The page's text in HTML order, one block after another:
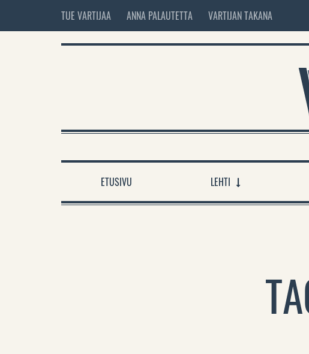
TUE VARTIJAA ANNA PALAUTETTA VARTIJAN TAKANA
ETUSIVU LEHTI